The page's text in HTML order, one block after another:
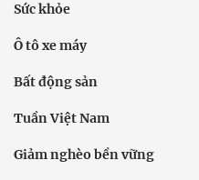
Sức khỏe
Ô tô xe máy
Bất động sản
Tuần Việt Nam
Giảm nghèo bền vững